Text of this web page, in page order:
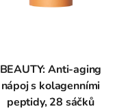
BEAUTY: Anti-aging
nápoj s kolagenními
peptidy, 28 sáčků